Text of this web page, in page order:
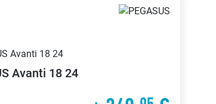
Avanti 18 24